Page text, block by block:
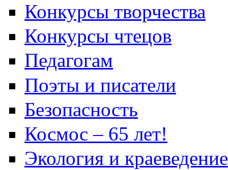
Конкурсы творчества
Конкурсы чтецов
Педагогам
Поэты и писатели
Безопасность
Космос – 65 лет!
Экология и краеведение